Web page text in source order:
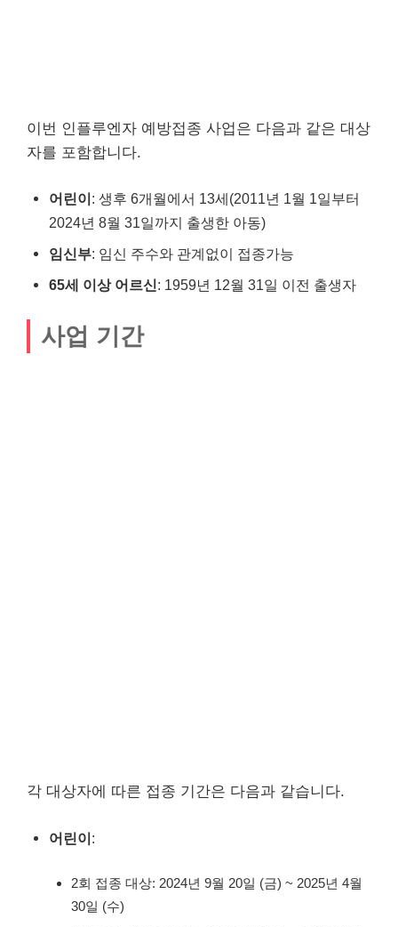
이번 인플루엔자 예방접종 사업은 다음과 같은 대상
자를 포함합니다.
어린이: 생후 6개월에서 13세(2011년 1월 1일부터
2024년 8월 31일까지 출생한 아동)
임신부: 임신 주수와 관계없이 접종가능
65세 이상 어르신: 1959년 12월 31일 이전 출생자
사업 기간
각 대상자에 따른 접종 기간은 다음과 같습니다.
어린이:
2회 접종 대상: 2024년 9월 20일 (금) ~ 2025년 4월
30일 (수)